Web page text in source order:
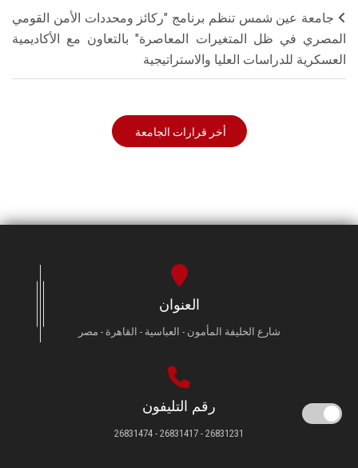
جامعة عين شمس تنظم برنامج "ركائز ومحددات الأمن القومي
المصري في ظل المتغيرات المعاصرة" بالتعاون مع الأكاديمية
العسكرية للدراسات العليا والاستراتيجية
أخر قرارات الجامعة
العنوان
شارع الخليفة المأمون - العباسية - القاهرة - مصر
رقم التليفون
26831231 - 26831417 - 26831474